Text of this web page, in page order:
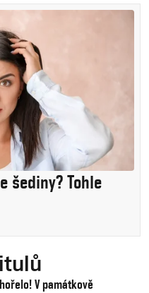
šediny? Tohle
V památkově